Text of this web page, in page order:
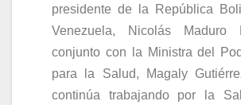
presidente de la República
Venezuela, Nicolás Maduro
conjunto con la Ministra del
para la Salud, Magaly
continúa trabajando por la